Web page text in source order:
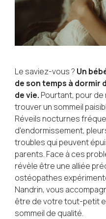
Le saviez-vous ? Un
de son temps à dormir
de vie. Pourtant, pour
trouver un sommeil
Réveils nocturnes
d'endormissement,
troubles qui peuvent
parents. Face à ces
révèle être une alliée
ostéopathes
Nandrin, vous
être de votre tout-petit
sommeil de qualité.